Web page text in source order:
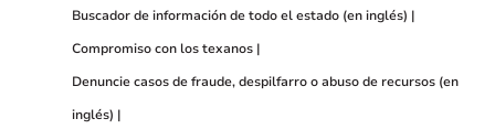
Buscador de información de todo el estado (en inglés)
Compromiso con los texanos
Denuncie casos de fraude, despilfarro o abuso de recursos (en
inglés)